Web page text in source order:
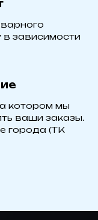
зависимости
котором мы
ваши заказы.
города (ТК